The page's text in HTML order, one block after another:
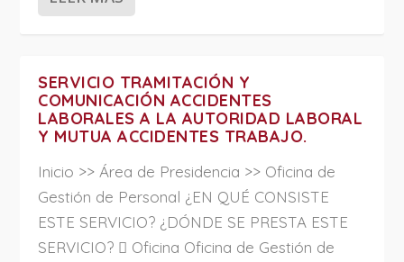
SERVICIO TRAMITACIÓN Y
COMUNICACIÓN ACCIDENTES
LABORALES A LA AUTORIDAD LABORAL
Y MUTUA ACCIDENTES TRABAJO.
Inicio >> Área de Presidencia >> Oficina de
Gestión de Personal ¿EN QUÉ CONSISTE
ESTE SERVICIO? ¿DÓNDE SE PRESTA ESTE
SERVICIO?  Oficina Oficina de Gestión de